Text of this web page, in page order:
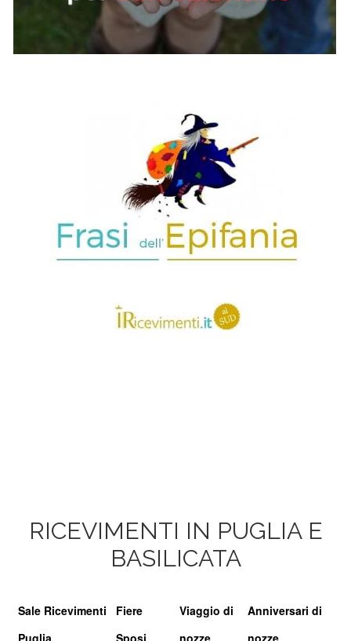
RICEVIMENTI IN PUGLIA E
BASILICATA
Sale Ricevimenti
Puglia
Fiere
Sposi
Viaggio di
nozze
Anniversari di
nozze